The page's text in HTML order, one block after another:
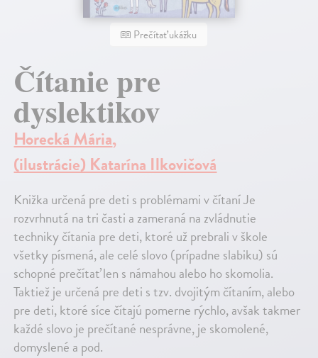
Prečítať ukážku
Čítanie pre
dyslektikov
Horecká Mária,
(ilustrácie) Katarína Ilkovičová
Knižka určená pre deti s problémami v čítaní Je
rozvrhnutá na tri časti a zameraná na zvládnutie
techniky čítania pre deti, ktoré už prebrali v škole
všetky písmená, ale celé slovo (prípadne slabiku) sú
schopné prečítať len s námahou alebo ho skomolia.
Taktiež je určená pre deti s tzv. dvojitým čítaním, alebo
pre deti, ktoré síce čítajú pomerne rýchlo, avšak takmer
každé slovo je prečítané nesprávne, je skomolené,
domyslené a pod.